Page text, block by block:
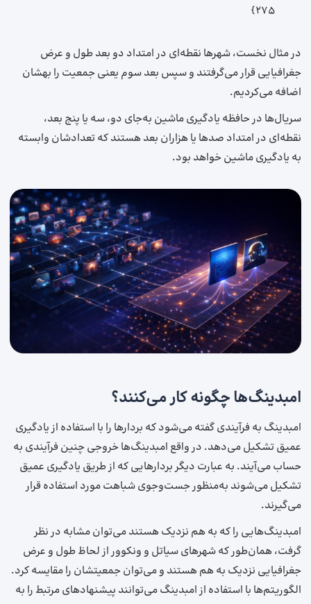
۲۷۵}
در مثال نخست، شهرها نقطه‌ای در امتداد دو بعد طول و عرض
جغرافیایی قرار می‌گرفتند و سپس بعد سوم یعنی جمعیت را بهشان
اضافه می‌کردیم.
سریال‌ها در حافظه یادگیری ماشین به‌جای دو، سه یا پنج بعد،
نقطه‌ای در امتداد صدها یا هزاران بعد هستند که تعدادشان وابسته
به یادگیری ماشین خواهد بود.
امبدینگ‌ها چگونه کار می‌کنند؟
امبدینگ به فرآیندی گفته می‌شود که بردارها را با استفاده از یادگیری
عمیق تشکیل می‌دهد. در واقع امبدینگ‌ها خروجی چنین فرآیندی به
حساب می‌آیند. به عبارت دیگر بردارهایی که از طریق یادگیری عمیق
تشکیل می‌شوند به‌منظور جست‌و‌جوی شباهت مورد استفاده قرار
می‌گیرند.
امبدینگ‌هایی را که به هم نزدیک هستند می‌توان مشابه در نظر
گرفت، همان‌طور که شهرهای سیاتل و ونکوور از لحاظ طول و عرض
جغرافیایی نزدیک به هم هستند و می‌توان جمعیتشان را مقایسه کرد.
الگوریتم‌ها با استفاده از امبدینگ می‌توانند پیشنهادهای مرتبط را به